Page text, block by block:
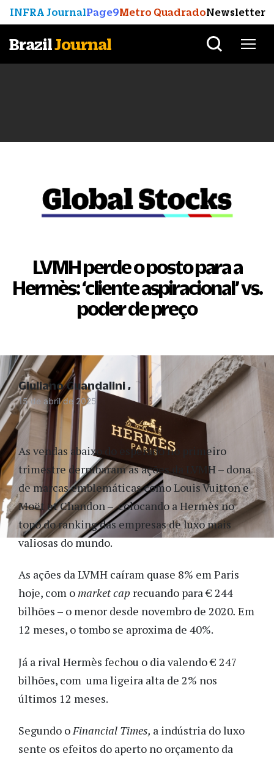
INFRA JournalPage9Metro QuadradoNewsletter
BrazilJournal
LVMH perde o posto para a
Hermès: ‘cliente aspiracional’ vs.
poder de preço
15 de abril de 2025
As vendas abaixo do esperado no primeiro
trimestre derrubaram as ações da LVMH – dona
de marcas emblemáticas como Louis Vuitton e
Moët et Chandon – colocando a Hermès no
topo do ranking das empresas de luxo mais
valiosas do mundo.
As ações da LVMH caíram quase 8% em Paris
hoje, com omarket cap recuando para € 244
bilhões – o menor desde novembro de 2020. Em
12 meses, o tombo se aproxima de 40%.
Já a rival Hermès fechou o dia valendo € 247
bilhões, com uma ligeira alta de 2% nos
últimos 12 meses.
Segundo oFinancial Times, a indústria do luxo
sente os efeitos do aperto no orçamento da
Giuliano Guandalini